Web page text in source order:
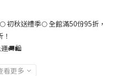
初秋送禮季🌕 全館滿50份95折，
運🚚🛍️
看更多